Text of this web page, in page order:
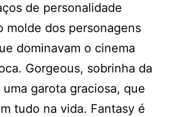
de personalidade
molde dos personagens
dominavam o cinema
Gorgeous, sobrinha da
garota graciosa, que
tudo na vida. Fantasy é